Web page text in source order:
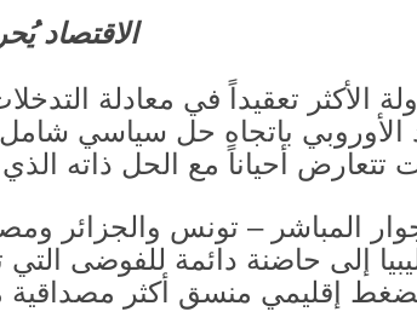
الاقتصاد
الأكثر تعقيداً في معادلة
الأوروبي باتجاه حل سياسي
تتعارض أحياناً مع الحل ذاته
المباشر – تونس والجزائر
إلى حاضنة دائمة للفوضى
إقليمي منسق أكثر